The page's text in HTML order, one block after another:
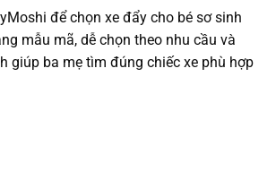
để chọn xe đẩy cho bé sơ sinh
mẫu mã, dễ chọn theo nhu cầu và
giúp ba mẹ tìm đúng chiếc xe phù hợp